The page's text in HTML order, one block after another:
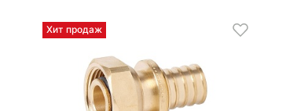
Хит продаж